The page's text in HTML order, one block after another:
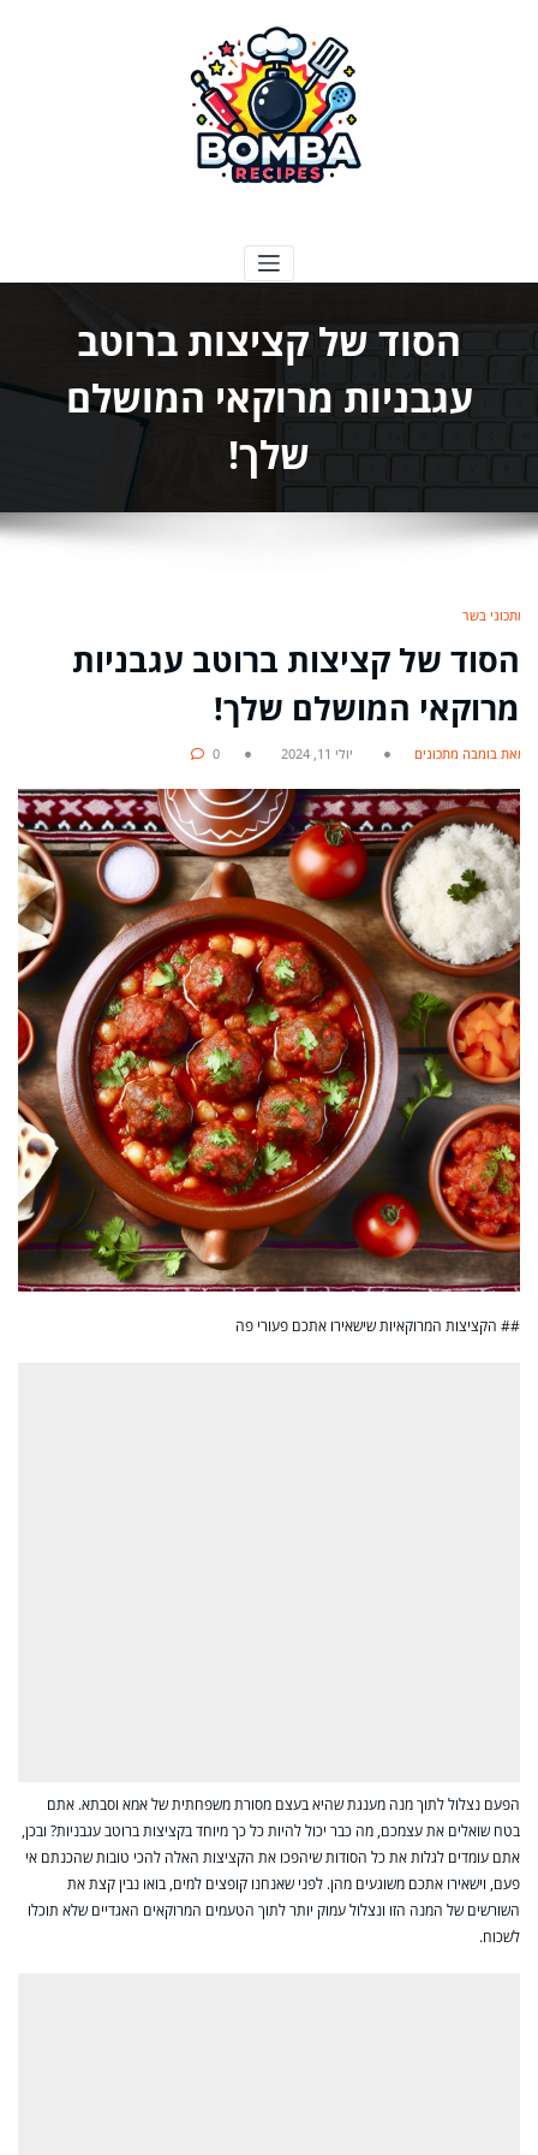
הסוד של קציצות ברוטב
עגבניות מרוקאי המושלם
שלך!
מתכוני בשר
הסוד של קציצות ברוטב עגבניות
מרוקאי המושלם שלך!
מאת בומבה מתכונים יולי 11, 2024 0
## הקציצות המרוקאיות שישאירו אתכם פעורי פה
הפעם נצלול לתוך מנה מענגת שהיא בעצם מסורת משפחתית של אמא וסבתא. אתם
בטח שואלים את עצמכם, מה כבר יכול להיות כל כך מיוחד בקציצות ברוטב עגבניות? ובכן,
אתם עומדים לגלות את כל הסודות שיהפכו את הקציצות האלה להכי טובות שהכנתם אי
פעם, וישאירו אתכם משוגעים מהן. לפני שאנחנו קופצים למים, בואו נבין קצת את
השורשים של המנה הזו ונצלול עמוק יותר לתוך הטעמים המרוקאים האגדיים שלא תוכלו
לשכוח.